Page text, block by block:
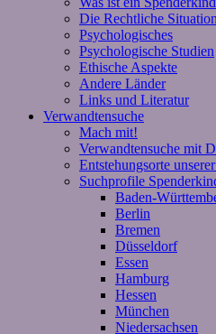
Die Rechtliche Situation
Psychologisches
Psychologische Studien
Ethische Aspekte
Andere Länder
Links und Literatur
Verwandtensuche
Mach mit!
Verwandtensuche mit
Entstehungsorte
Suchprofile
Baden-
Berlin
Bremen
Düsseldorf
Essen
Hamburg
Hessen
München
Niedersachsen